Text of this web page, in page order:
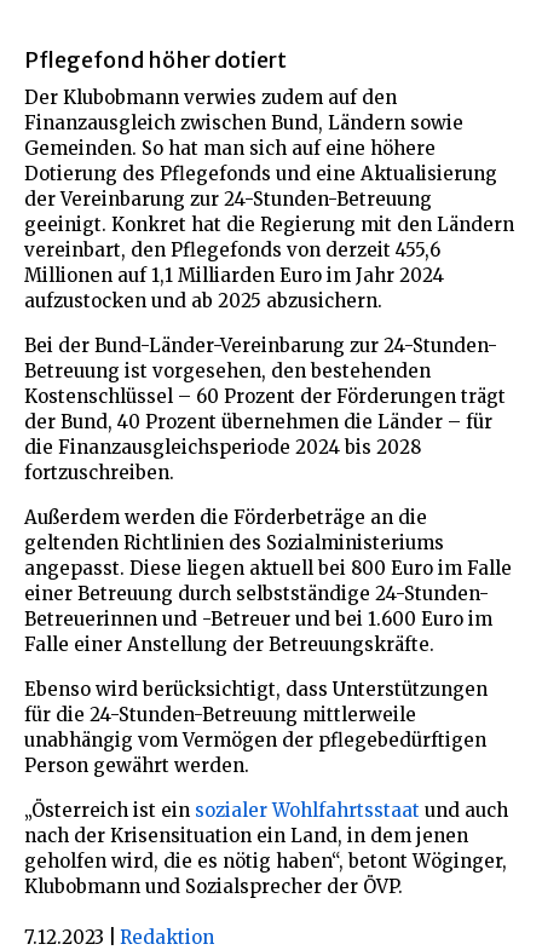
Pflegefond höher dotiert
Der Klubobmann verwies zudem auf den
Finanzausgleich zwischen Bund, Ländern sowie
Gemeinden. So hat man sich auf eine höhere
Dotierung des Pflegefonds und eine Aktualisierung
der Vereinbarung zur 24-Stunden-Betreuung
geeinigt. Konkret hat die Regierung mit den Ländern
vereinbart, den Pflegefonds von derzeit 455,6
Millionen auf 1,1 Milliarden Euro im Jahr 2024
aufzustocken und ab 2025 abzusichern.
Bei der Bund-Länder-Vereinbarung zur 24-Stunden-
Betreuung ist vorgesehen, den bestehenden
Kostenschlüssel – 60 Prozent der Förderungen trägt
der Bund, 40 Prozent übernehmen die Länder – für
die Finanzausgleichsperiode 2024 bis 2028
fortzuschreiben.
Außerdem werden die Förderbeträge an die
geltenden Richtlinien des Sozialministeriums
angepasst. Diese liegen aktuell bei 800 Euro im Falle
einer Betreuung durch selbstständige 24-Stunden-
Betreuerinnen und -Betreuer und bei 1.600 Euro im
Falle einer Anstellung der Betreuungskräfte.
Ebenso wird berücksichtigt, dass Unterstützungen
für die 24-Stunden-Betreuung mittlerweile
unabhängig vom Vermögen der pflegebedürftigen
Person gewährt werden.
„Österreich ist ein sozialer Wohlfahrtsstaat und auch
nach der Krisensituation ein Land, in dem jenen
geholfen wird, die es nötig haben“, betont Wöginger,
Klubobmann und Sozialsprecher der ÖVP.
7.12.2023 Redaktion